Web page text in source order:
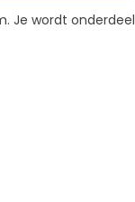
Je wordt onderdeel